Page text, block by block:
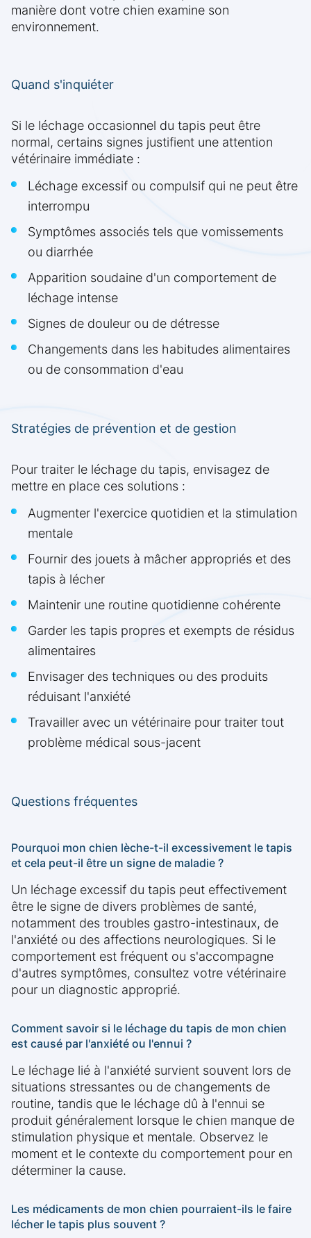
manière dont votre chien examine son
environnement.
Quand s'inquiéter
Si le léchage occasionnel du tapis peut être
normal, certains signes justifient une attention
vétérinaire immédiate :
Léchage excessif ou compulsif qui ne peut être
interrompu
Symptômes associés tels que vomissements
ou diarrhée
Apparition soudaine d'un comportement de
léchage intense
Signes de douleur ou de détresse
Changements dans les habitudes alimentaires
ou de consommation d'eau
Stratégies de prévention et de gestion
Pour traiter le léchage du tapis, envisagez de
mettre en place ces solutions :
Augmenter l'exercice quotidien et la stimulation
mentale
Fournir des jouets à mâcher appropriés et des
tapis à lécher
Maintenir une routine quotidienne cohérente
Garder les tapis propres et exempts de résidus
alimentaires
Envisager des techniques ou des produits
réduisant l'anxiété
Travailler avec un vétérinaire pour traiter tout
problème médical sous-jacent
Questions fréquentes
Pourquoi mon chien lèche-t-il excessivement le tapis
et cela peut-il être un signe de maladie ?
Un léchage excessif du tapis peut effectivement
être le signe de divers problèmes de santé,
notamment des troubles gastro-intestinaux, de
l'anxiété ou des affections neurologiques. Si le
comportement est fréquent ou s'accompagne
d'autres symptômes, consultez votre vétérinaire
pour un diagnostic approprié.
Comment savoir si le léchage du tapis de mon chien
est causé par l'anxiété ou l'ennui ?
Le léchage lié à l'anxiété survient souvent lors de
situations stressantes ou de changements de
routine, tandis que le léchage dû à l'ennui se
produit généralement lorsque le chien manque de
stimulation physique et mentale. Observez le
moment et le contexte du comportement pour en
déterminer la cause.
Les médicaments de mon chien pourraient-ils le faire
lécher le tapis plus souvent ?